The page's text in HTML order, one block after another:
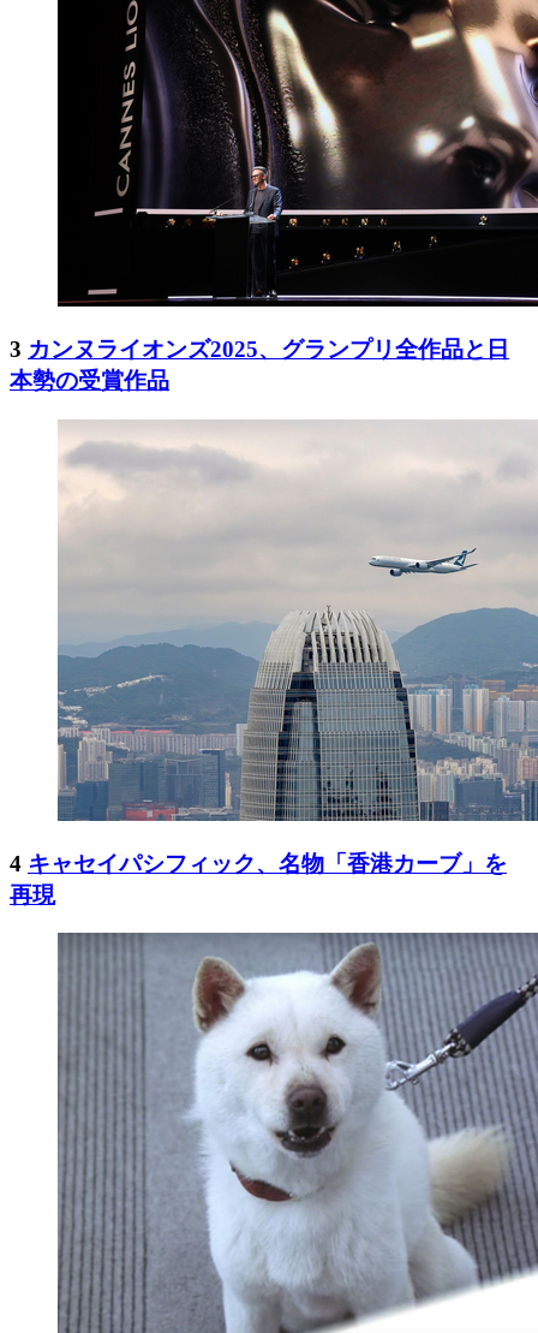
3 カンヌライオンズ2025、グランプリ全作品と日
本勢の受賞作品
4 キャセイパシフィック、名物「香港カーブ」を
再現